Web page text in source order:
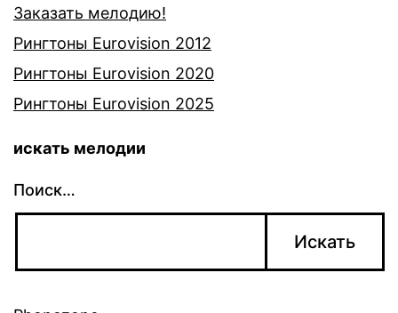
Заказать мелодию!
Рингтоны Eurovision 2012
Рингтоны Eurovision 2020
Рингтоны Eurovision 2025
искать мелодии
Поиск…